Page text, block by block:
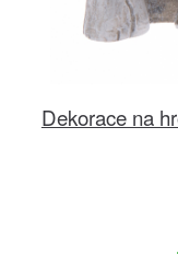
Dekorace na